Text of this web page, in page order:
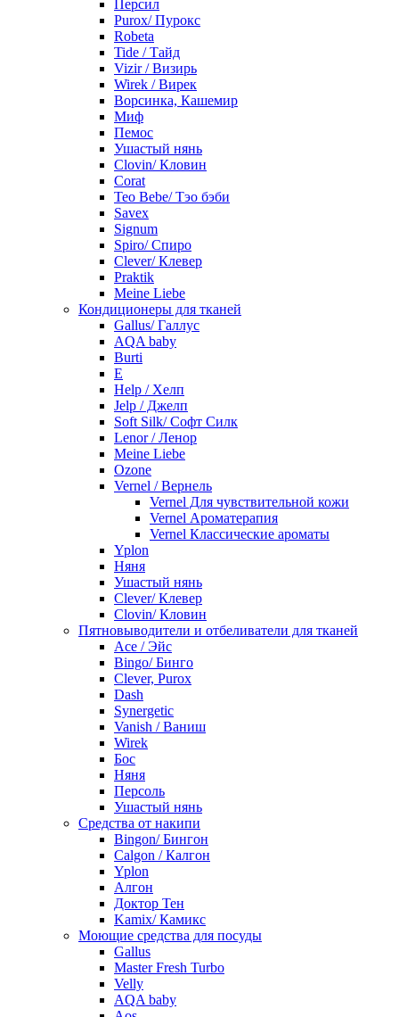
Персил
Purox/ Пурокс
Robeta
Tide / Тайд
Vizir / Визирь
Wirek / Вирек
Ворсинка, Кашемир
Миф
Пемос
Ушастый нянь
Clovin/ Кловин
Corat
Teo Bebe/ Тэо бэби
Savex
Signum
Spiro/ Спиро
Clever/ Клевер
Praktik
Meine Liebe
Кондиционеры для тканей
Gallus/ Галлус
AQA baby
Burti
E
Help / Хелп
Jelp / Джелп
Soft Silk/ Софт Силк
Lenor / Ленор
Meine Liebe
Ozone
Vernel / Вернель
Vernel Для чувствительной кожи
Vernel Ароматерапия
Vernel Классические ароматы
Yplon
Няня
Ушастый нянь
Clever/ Клевер
Clovin/ Кловин
Пятновыводители и отбеливатели для тканей
Ace / Эйс
Bingo/ Бинго
Clever, Purox
Dash
Synergetic
Vanish / Ваниш
Wirek
Бос
Няня
Персоль
Ушастый нянь
Средства от накипи
Bingon/ Бингон
Calgon / Калгон
Yplon
Алгон
Доктор Тен
Kamix/ Камикс
Моющие средства для посуды
Gallus
Master Fresh Turbo
Velly
AQA baby